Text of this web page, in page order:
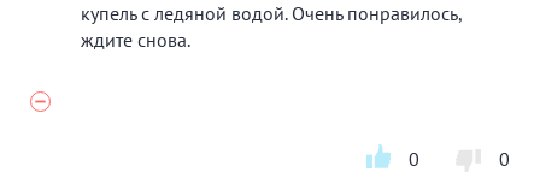
купель с ледяной водой. Очень понравилось,
ждите снова.
0 0